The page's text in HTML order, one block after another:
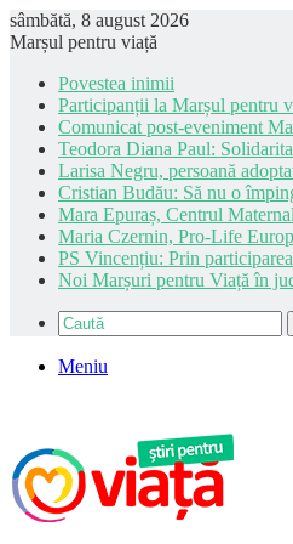
sâmbătă, 8 august 2026
Marșul pentru viață
Povestea inimii
Participanții la Marșul pentru
Comunicat post-eveniment
Teodora Diana Paul:
Larisa Negru, persoană
Cristian Budău: Să nu o
Mara Epuraș, Centrul
Maria Czernin, Pro-Life
PS Vincențiu: Prin
Noi Marșuri pentru Viață în
Meniu